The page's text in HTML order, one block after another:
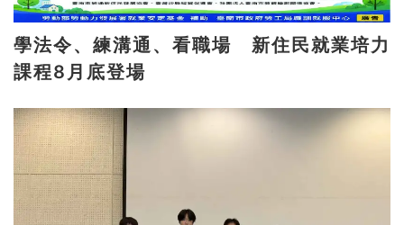
學法令、練溝通、看職場 新住民就業培力
課程8月底登場